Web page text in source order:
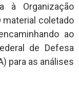
à Organização
material coletado
ao
de Defesa
para as análises